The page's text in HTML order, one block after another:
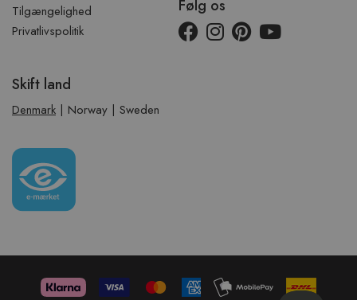
Tilgængelighed
Privatlivspolitik
Følg os
Skift land
Denmark | Norway | Sweden